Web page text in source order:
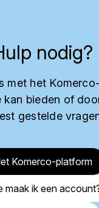
nodig?
met het
kan bieden of
gestelde
Komerco-platform
maak ik een